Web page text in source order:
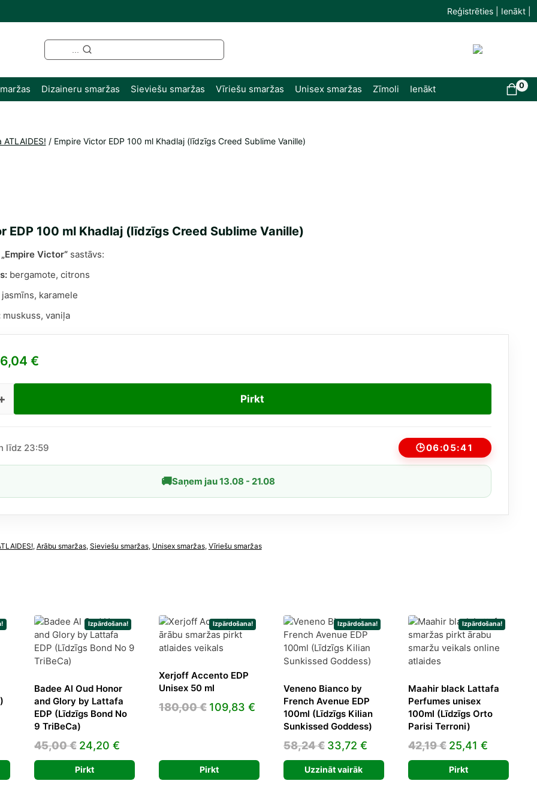
Reģistrēties | Ienākt |
Dizaineru smaržas Sieviešu smaržas Vīriešu smaržas Unisex smaržas Zīmoli Ienākt 0
ATLAIDES! / Empire Victor EDP 100 ml Khadlaj (līdzīgs Creed Sublime Vanille)
EDP 100 ml Khadlaj (līdzīgs Creed Sublime Vanille)
Victor“sastāvs:
bergamote, citrons
jasmīns, karamele
muskuss, vaniļa
€
Pirkt
līdz 23:59 🕒06:05:41
🚚Saņem jau 13.08 - 21.08
, Arābu smaržas, Sieviešu smaržas, Unisex smaržas, Vīriešu smaržas
Izpārdošana!
Badee Al Oud Honor
and Glory by Lattafa
EDP (Līdzīgs Bond No
9 TriBeCa)
45,00€ Original
price
was:
24,20 €Current
price
is:
Pirkt
Izpārdošana!
Xerjoff Accento EDP
Unisex 50 ml
180,00€ Original
109,83 €Current
109,83 €.
Pirkt
Izpārdošana!
Veneno Bianco by
French Avenue EDP
100ml (Līdzīgs Kilian
Sunkissed Goddess)
58,24€ Original
price
was:
33,72 €Current
price
is:
Uzzināt vairāk
Izpārdošana!
Maahir black Lattafa
Perfumes unisex
100ml (Līdzīgs Orto
Parisi Terroni)
42,19€ Original
price
was:
25,41 €Current
price
is:
Pirkt